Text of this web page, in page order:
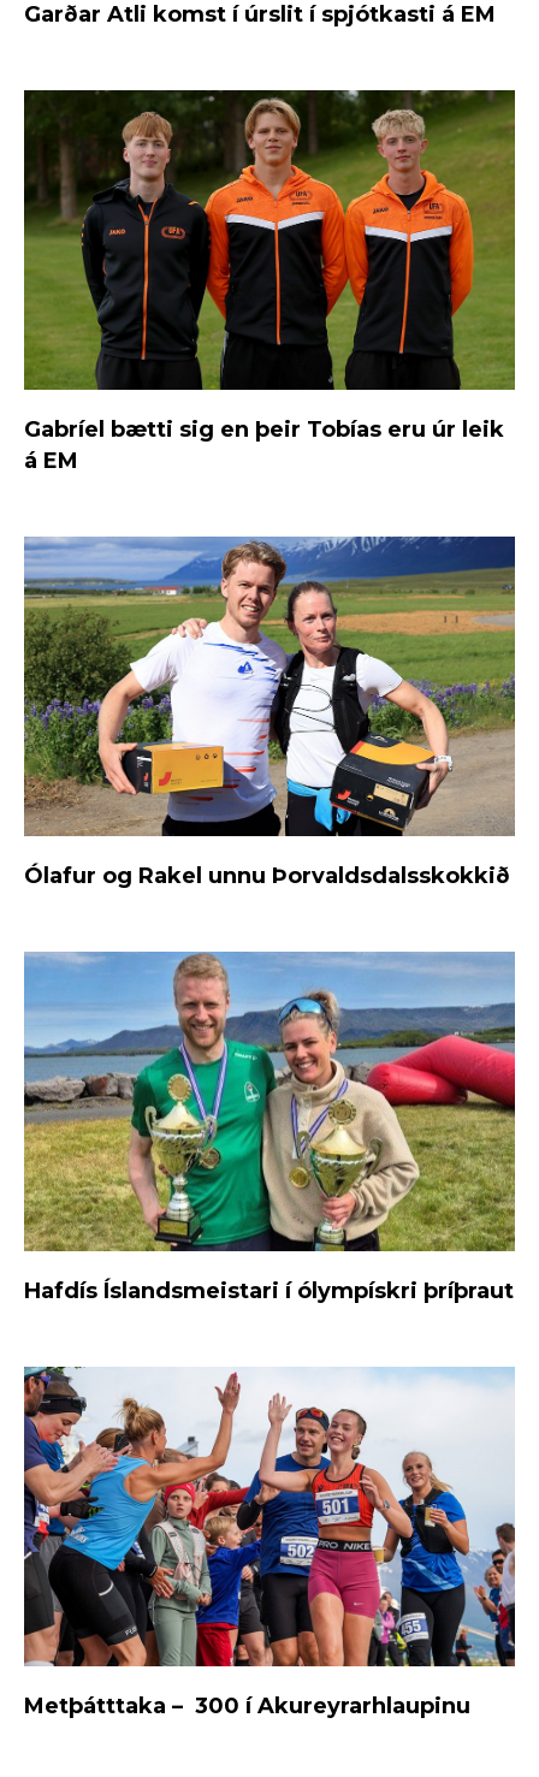
Garðar Atli komst í úrslit í spjótkasti á EM
Gabríel bætti sig en þeir Tobías eru úr leik
á EM
Ólafur og Rakel unnu Þorvaldsdalsskokkið
Hafdís Íslandsmeistari í ólympískri þríþraut
Metþátttaka – 300 í Akureyrarhlaupinu